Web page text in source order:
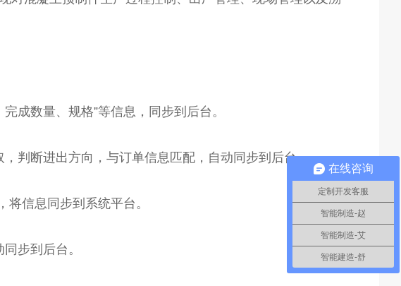
成数量、规格”等信息，同步到后台。
判断进出方向，与订单信息匹配，自动同步到后台。
信息同步到系统平台。
步到后台。
在线咨询
定制开发客服
智能制造-赵
智能制造-艾
智能建造-舒